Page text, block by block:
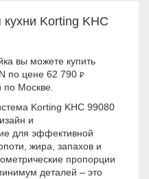
Korting KHC
вы можете купить
по цене 62 790 ₽
по Москве.
Korting KHC 99080
и
для эффективной
жира, запахов и
пропорции
деталей – это